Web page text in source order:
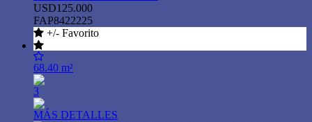
USD125.000
FAP8422225
+/- Favorito
68.40 m²
3
MÁS DETALLES